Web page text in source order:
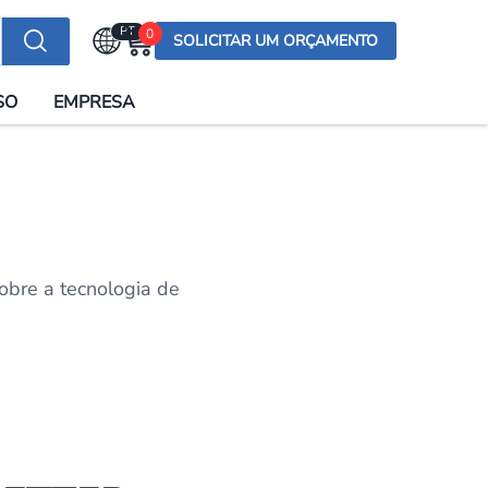
PT
English (US)
Italiano
العربية
0 SOLICITAR UM ORÇAMENTO
EMPRESA
a tecnologia de